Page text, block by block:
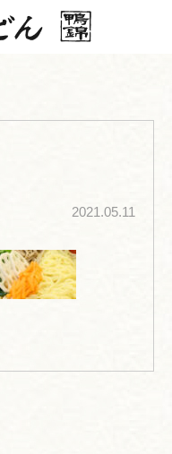
2021.05.11